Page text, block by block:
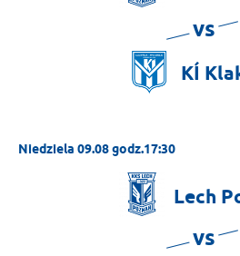
vs
KÍ
Niedziela 09.08 godz.17:30
Lech
vs